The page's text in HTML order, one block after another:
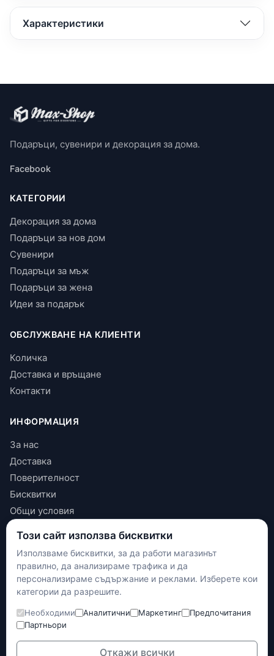
Характеристики
Подаръци, сувенири и декорация за дома.
Facebook
КАТЕГОРИИ
Декорация за дома
Подаръци за нов дом
Сувенири
Подаръци за мъж
Подаръци за жена
Идеи за подарък
ОБСЛУЖВАНЕ НА КЛИЕНТИ
Количка
Доставка и връщане
Контакти
ИНФОРМАЦИЯ
За нас
Доставка
Поверителност
Бисквитки
Общи условия
КОНТАКТИ
+(359) 898 719431
contact.maxshop.bg@gmail.com
улица Панайот Волов 42, Шумен
Наложен платеж
Банков превод
Доставка с Еконт
Този сайт използва бисквитки
Използваме бисквитки, за да работи магазинът
правилно, да анализираме трафика и да
персонализираме съдържание и реклами. Изберете кои
категории да разрешите.
Необходими Аналитични Маркетинг
Предпочитания
Партньори
Откажи всички